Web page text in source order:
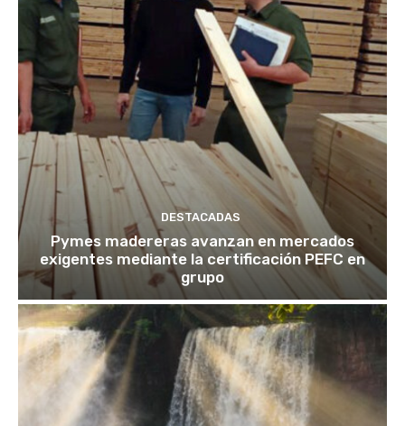
DESTACADAS
Pymes madereras avanzan en mercados
exigentes mediante la certificación PEFC en
grupo